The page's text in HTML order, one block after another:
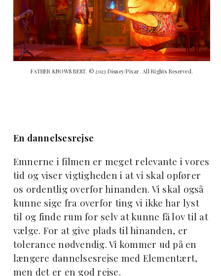
FATHER KNOWS BEST. © 2023 Disney/Pixar. All Rights Reserved.
En dannelsesrejse
Emnerne i filmen er meget relevante i vores
tid og viser vigtigheden i at vi skal opfører
os ordentlig overfor hinanden. Vi skal også
kunne sige fra overfor ting vi ikke har lyst
til og finde rum for selv at kunne få lov til at
vælge. For at give plads til hinanden, er
tolerance nødvendig. Vi kommer ud på en
længere dannelsesrejse med Elementært,
men det er en god rejse.